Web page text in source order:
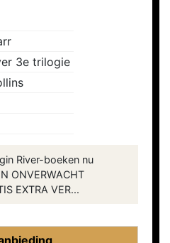
3e trilogie
River-boeken nu
ONVERWACHT
EXTRA VER...